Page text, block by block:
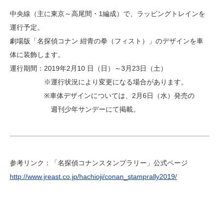
中央線（主に東京～高尾間・1編成）で、ラッピングトレインを
運行予定。
劇場版「名探偵コナン 紺青の拳（フィスト）」のデザインを車
体に装飾します。
運行期間：2019年2月10 日（日）～3月23日（土）
※運行状況により変更になる場合があります。
※車体デザインについては、2月6日（水）発売の
週刊少年サンデーにて掲載。
参考リンク：「名探偵コナンスタンプラリー」公式ページ
http://www.jreast.co.jp/hachioji/conan_stamprally2019/